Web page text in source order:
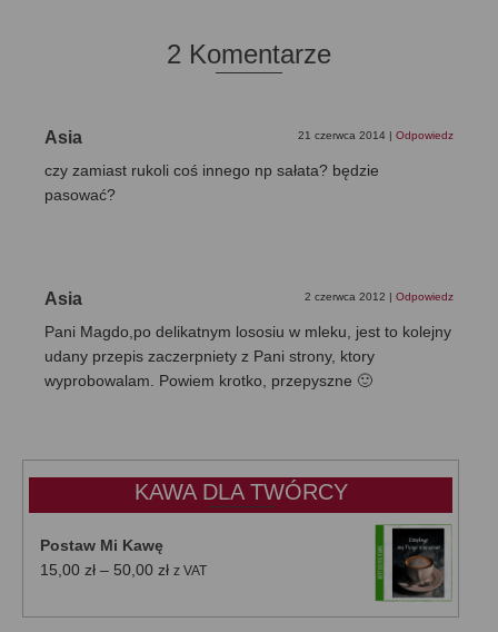
2 Komentarze
Asia 21 czerwca 2014 Odpowiedz
czy zamiast rukoli coś innego np sałata? będzie
pasować?
Asia 2 czerwca 2012 Odpowiedz
Pani Magdo,po delikatnym lososiu w mleku, jest to kolejny
udany przepis zaczerpniety z Pani strony, ktory
wyprobowalam. Powiem krotko, przepyszne 🙂
KAWA DLA TWÓRCY
Postaw Mi Kawę
15,00 zł – 50,00 złZakres
od
z VAT